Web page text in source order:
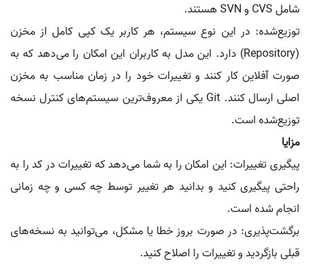
شامل CVS و SVN هستند.
توزیع‌شده: در این نوع سیستم، هر کاربر یک کپی کامل از مخزن
(Repository) دارد. این مدل به کاربران این امکان را می‌دهد که به
صورت آفلاین کار کنند و تغییرات خود را در زمان مناسب به مخزن
اصلی ارسال کنند. Git یکی از معروف‌ترین سیستم‌های کنترل نسخه
توزیع‌شده است.
مزایا
پیگیری تغییرات: این امکان را به شما می‌دهد که تغییرات در کد را به
راحتی پیگیری کنید و بدانید هر تغییر توسط چه کسی و چه زمانی
انجام شده است.
برگشت‌پذیری: در صورت بروز خطا یا مشکل، می‌توانید به نسخه‌های
قبلی بازگردید و تغییرات را اصلاح کنید.